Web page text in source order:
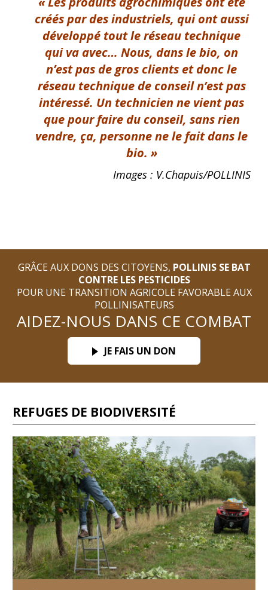
créés par des industriels, qui ont aussi
développé tout le réseau technique
qui va avec… Nous, dans le bio, on
n’est pas de gros clients et donc le
réseau technique de conseil n’est pas
intéressé. Un technicien ne vient pas
que pour faire du conseil, sansrien
vendre, ça, personne ne le fait dans le
bio. »
Images : V.Chapuis/POLLINIS
GRÂCE AUX DONS DES CITOYENS, POLLINIS SE BAT
CONTRE LES PESTICIDES
POUR UNE TRANSITION AGRICOLE FAVORABLE AUX
POLLINISATEURS
AIDEZ-NOUS DANS CE COMBAT
JE FAIS UN DON
REFUGES DE BIODIVERSITÉ